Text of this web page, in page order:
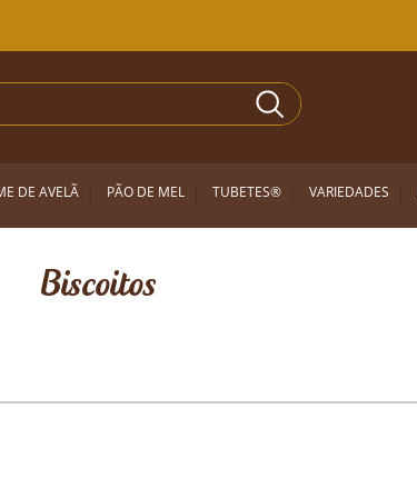
DE AVELÃ PÃO DE MEL TUBETES® VARIEDADES
Biscoitos